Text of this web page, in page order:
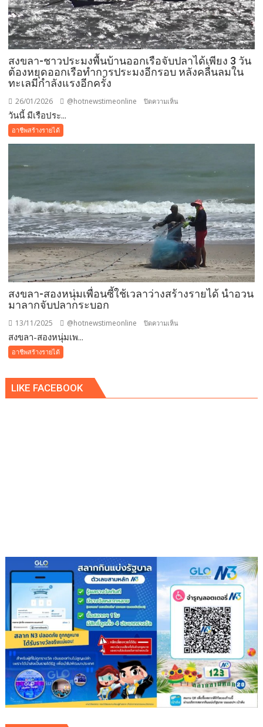
มี
การ
พัฒนา
รูป
แบบ
นำ
และ
ตั้ง
หัว
เตียง
สงขลา-ชาวประมงพื้นบ้านออกเรือจับปลาได้เพียง 3 วัน
ต้องหยุดออกเรือทำการประมงอีกรอบ หลังคลื่นลมใน
ทะเลมีกำลังแรงอีกครั้ง
26/01/2026 @hotnewstimeonline ปิดความเห็น
ออก
จับ
ปลา
ได้
เพียง
3
วัน
ต้อง
หยุด
ลื่น
วันนี้ มีเรือประ...
อาชีพสร้างรายได้
สงขลา-สองหนุ่มเพื่อนซี้ใช้เวลาว่างสร้างรายได้ นำอวน
มาลากจับปลากระบอก
13/11/2025 @hotnewstimeonline ปิดความเห็น
ใช้
บอก
สงขลา-สองหนุ่มเพ...
อาชีพสร้างรายได้
LIKE FACEBOOK